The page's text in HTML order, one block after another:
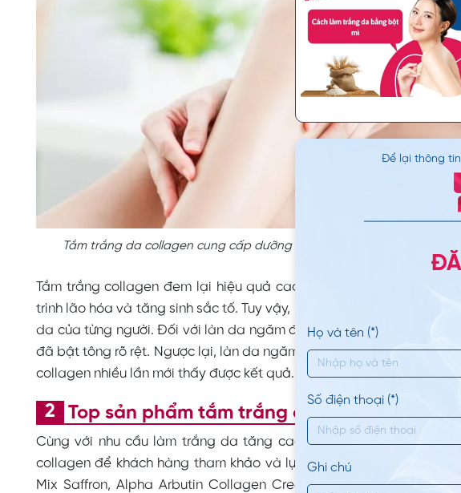
Tắm trắng da collagen cung cấp dưỡng chất giúp tái tạo tế bào da
Tắm trắng collagen đem lại hiệu quả cao trong việc làm sáng
trình lão hóa và tăng sinh sắc tố. Tuy vậy, hiệu quả của phương pháp
da của từng người. Đối với làn da ngăm đen ở mức độ nhẹ thì chỉ
đã bật tông rõ rệt. Ngược lại, làn da ngăm đen bẩm sinh cần phải
collagen nhiều lần mới thấy được kết quả.
Top sản phẩm tắm trắng collagen hiệu
Cùng với nhu cầu làm trắng da tăng cao, ngày càng có nhiều
collagen để khách hàng tham khảo và lựa chọn. Một số dòng sản
Mix Saffron, Alpha Arbutin Collagen Cream, Whistle Collagen
Để lại thông
Họ và tên (*)
Số điện thoại (*)
Ghi chú